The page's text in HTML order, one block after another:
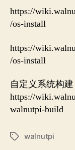
https://
/os-install
https://
/os-install
自定义系统构建
https://
walnutpi-build
Tagswalnutpi